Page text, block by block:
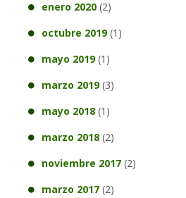
enero 2020 (2)
octubre 2019(1)
mayo 2019(1)
marzo 2019(3)
mayo 2018 (1)
marzo 2018 (2)
noviembre 2017 (2)
marzo 2017 (2)